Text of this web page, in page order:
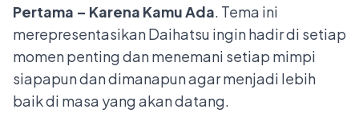
Pertama – Karena Kamu Ada. Tema ini
merepresentasikan Daihatsu ingin hadir di setiap
momen penting dan menemani setiap mimpi
siapapun dan dimanapun agar menjadi lebih
baik di masa yang akan datang.